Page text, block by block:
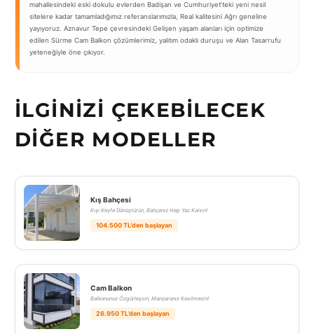
mahallesindeki eski dokulu evlerden Badişan ve Cumhuriyet’teki yeni nesil
sitelere kadar tamamladığımız referanslarımızla, Real kalitesini Ağrı geneline
yayıyoruz. Aznavur Tepe çevresindeki Gelişen yaşam alanları için optimize
edilen Sürme Cam Balkon çözümlerimiz, yalıtım odaklı duruşu ve Alan Tasarrufu
yeteneğiyle öne çıkıyor.
İLGINIZI ÇEKEBILECEK
DIĞER MODELLER
Kış Bahçesi
Kışı Keyfe Dönüştürün, Bahçeniz Hep Yaz Kalsın!
104.500 TL’den başlayan
Cam Balkon
Balkonunuz Özgürleşsin, Manzaranız Kesilmesin!
26.950 TL’den başlayan